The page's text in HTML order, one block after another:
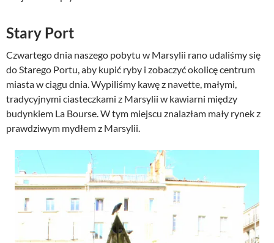
Stary Port
Czwartego dnia naszego pobytu w Marsylii rano udaliśmy się
do Starego Portu, aby kupić ryby i zobaczyć okolicę centrum
miasta w ciągu dnia. Wypiliśmy kawę z navette, małymi,
tradycyjnymi ciasteczkami z Marsylii w kawiarni między
budynkiem La Bourse. W tym miejscu znalazłam mały rynek z
prawdziwym mydłem z Marsylii.